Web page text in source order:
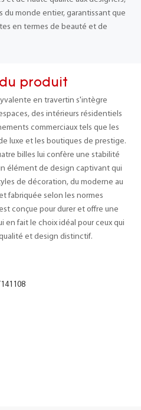
du monde entier, garantissant que
en termes de beauté et de
produit
en travertin s'intègre
des intérieurs résidentiels
commerciaux tels que les
luxe et les boutiques de prestige.
billes lui confère une stabilité
élément de design captivant qui
de décoration, du moderne au
fabriquée selon les normes
conçue pour durer et offre une
fait le choix idéal pour ceux qui
et design distinctif.